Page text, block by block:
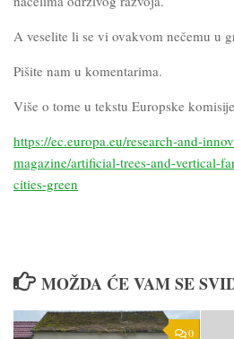
A veselite li se vi ovakvom nečemu u
Pišite nam u komentarima.
Više o tome u tekstu Europske
https://ec.europa.eu/research-and-
magazine/artificial-trees-and-vertical-
cities-green
MOŽDA ĆE VAM SE
0